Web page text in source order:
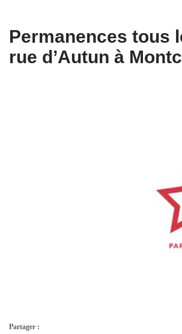
Permanences tous
rue d’Autun à
Partager :